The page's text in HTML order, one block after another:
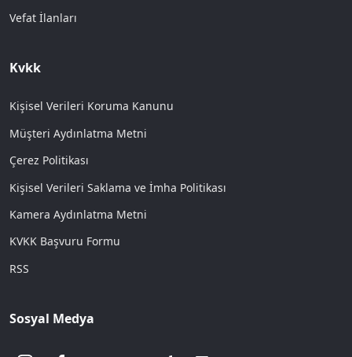
Vefat İlanları
Kvkk
Kişisel Verileri Koruma Kanunu
Müşteri Aydınlatma Metni
Çerez Politikası
Kişisel Verileri Saklama ve İmha Politikası
Kamera Aydınlatma Metni
KVKK Başvuru Formu
RSS
Sosyal Medya